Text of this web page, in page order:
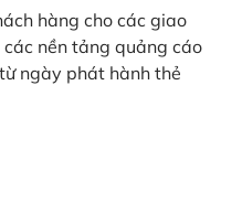
hàng cho các giao
nền tảng quảng cáo
ngày phát hành thẻ